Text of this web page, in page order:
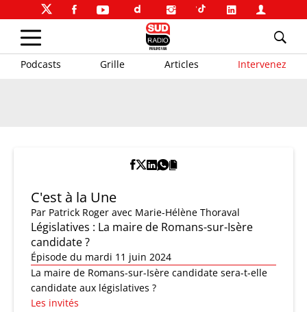
Podcasts Grille Articles Intervenez
C'est à la Une
Par Patrick Roger avec Marie-Hélène Thoraval
Législatives : La maire de Romans-sur-Isère
candidate ?
Épisode du mardi 11 juin 2024
La maire de Romans-sur-Isère candidate sera-t-elle
candidate aux législatives ?
Les invités